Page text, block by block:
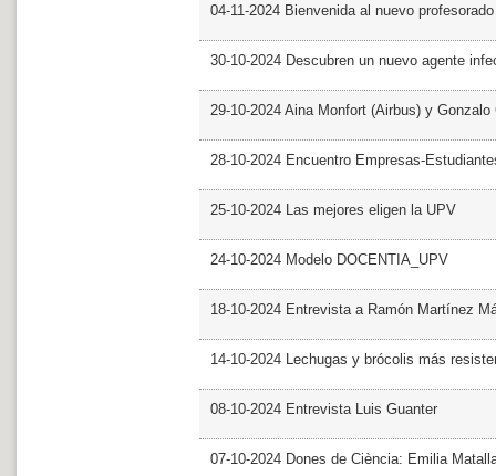
04-11-2024 Bienvenida al nuevo profesorado
30-10-2024 Descubren un nuevo agente
29-10-2024 Aina Monfort (Airbus) y
28-10-2024 Encuentro Empresas-
25-10-2024 Las mejores eligen la UPV
24-10-2024 Modelo DOCENTIA_UPV
18-10-2024 Entrevista a Ramón Martínez
14-10-2024 Lechugas y brócolis más
08-10-2024 Entrevista Luis Guanter
07-10-2024 Dones de Ciència: Emilia